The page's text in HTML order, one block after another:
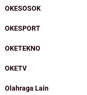
OKESOSOK
OKESPORT
OKETEKNO
OKETV
Olahraga Lain